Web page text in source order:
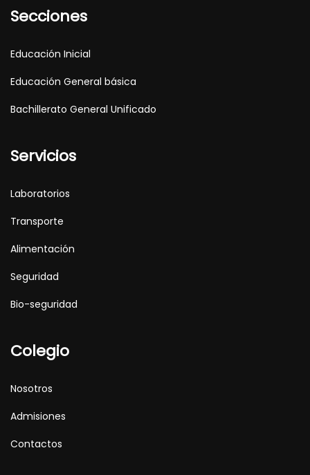
Secciones
Educación Inicial
Educación General básica
Bachillerato General Unificado
Servicios
Laboratorios
Transporte
Alimentación
Seguridad
Bio-seguridad
Colegio
Nosotros
Admisiones
Contactos